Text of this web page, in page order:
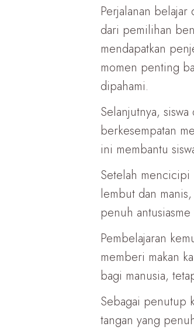
Perjalanan
dari pemilihan
mendapatkan
momen penting
dipahami.
Selanjutnya,
berkesempatan
ini membantu
Setelah mencicipi
lembut dan
penuh
Pembelajaran
memberi makan
bagi manusia,
Sebagai penutup
tangan yang